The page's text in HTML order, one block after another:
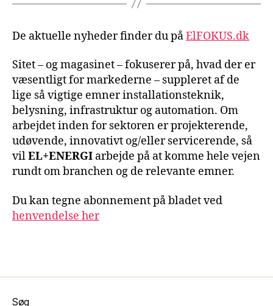
De aktuelle nyheder finder du påElFOKUS.dk
Sitet – og magasinet – fokuserer på, hvad der er
væsentligt for markederne – suppleret af de
lige så vigtige emner installationsteknik,
belysning, infrastruktur og automation. Om
arbejdet inden for sektoren er projekterende,
udøvende, innovativt og/eller servicerende, så
vilEL+ENERGI arbejde på at komme hele vejen
rundt om branchen og de relevante emner.
Du kan tegne abonnement på bladet ved
henvendelse her
Søg